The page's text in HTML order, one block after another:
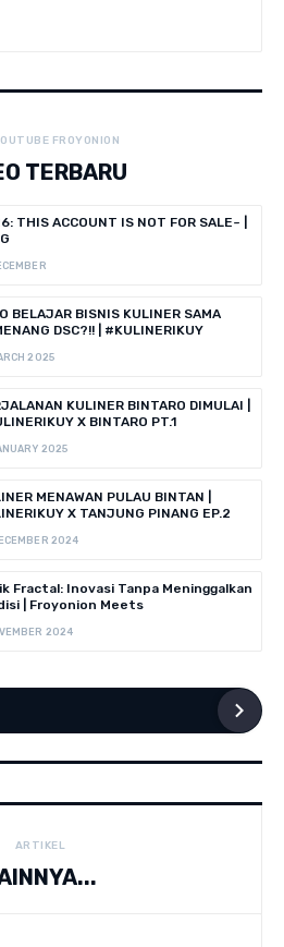
FROYONION
TERBARU
THIS ACCOUNT IS NOT FOR SALE~ |
BELAJAR BISNIS KULINER SAMA
DSC?!! | #KULINERIKUY
2025
KULINER BINTARO DIMULAI |
X BINTARO PT.1
2025
MENAWAN PULAU BINTAN |
X TANJUNG PINANG EP.2
2024
Fractal: Inovasi Tanpa Meninggalkan
| Froyonion Meets
2024
ARTIKEL